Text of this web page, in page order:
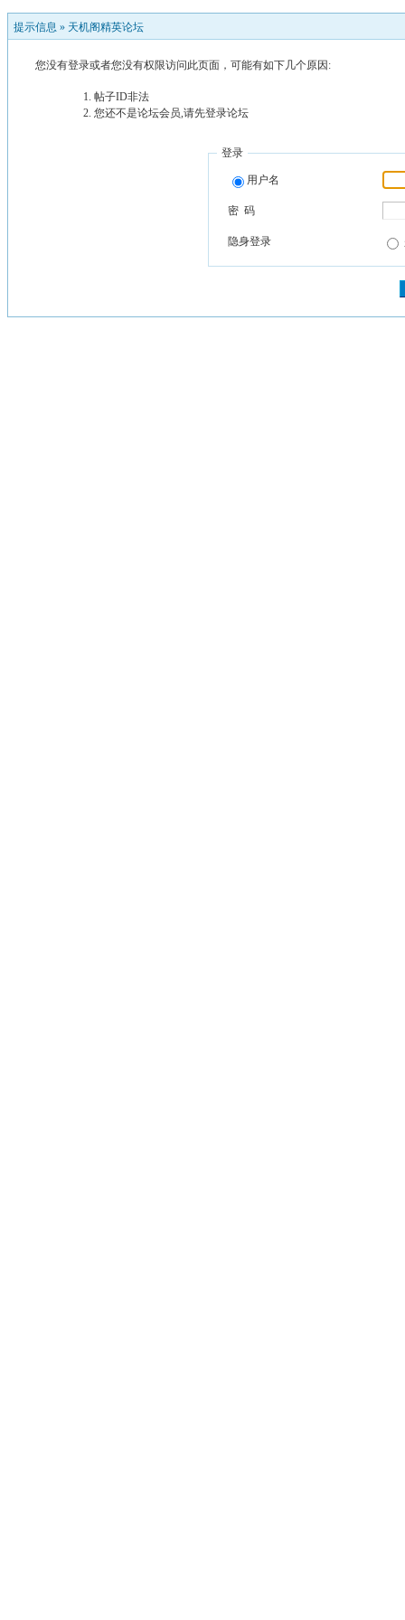
提示信息 » 天机阁精英论坛
您没有登录或者您没有权限访问此页面，可能有如下几个原因:
帖子ID非法
您还不是论坛会员,请先登录论坛
登录
用户名
密 码
隐身登录